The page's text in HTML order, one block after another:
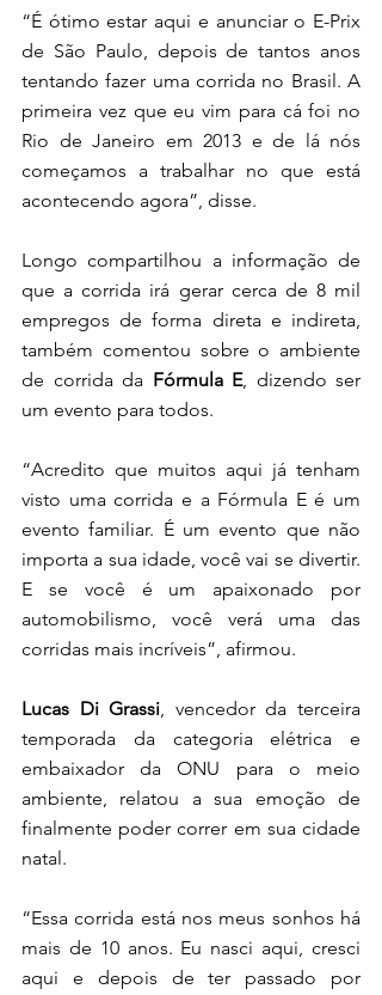
“É ótimo estar aqui e anunciar o E-Prix
de São Paulo, depois de tantos anos
tentando fazer uma corrida no Brasil. A
primeira vez que eu vim para cá foi no
Rio de Janeiro em 2013 e de lá nós
começamos a trabalhar no que está
acontecendo agora”, disse.
Longo compartilhou a informação de
que a corrida irá gerar cerca de 8 mil
empregos de forma direta e indireta,
também comentou sobre o ambiente
de corrida da Fórmula E, dizendo ser
um evento para todos.
“Acredito que muitos aqui já tenham
visto uma corrida e a Fórmula E é um
evento familiar. É um evento que não
importa a sua idade, você vai se divertir.
E se você é um apaixonado por
automobilismo, você verá uma das
corridas mais incríveis”, afirmou.
Lucas Di Grassi, vencedor da terceira
temporada da categoria elétrica e
embaixador da ONU para o meio
ambiente, relatou a sua emoção de
finalmente poder correr em sua cidade
natal.
“Essa corrida está nos meus sonhos há
mais de 10 anos. Eu nasci aqui, cresci
aqui e depois de ter passado por